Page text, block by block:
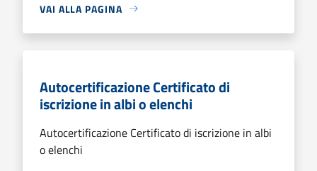
VAI ALLA PAGINA
Autocertificazione Certificato di
iscrizione in albi o elenchi
Autocertificazione Certificato di iscrizione in albi
o elenchi